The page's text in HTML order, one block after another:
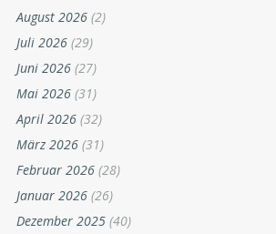
August 2026 (2)
Juli 2026 (29)
Juni 2026 (27)
Mai 2026 (31)
April 2026 (32)
März 2026 (31)
Februar 2026 (28)
Januar 2026 (26)
Dezember 2025 (40)